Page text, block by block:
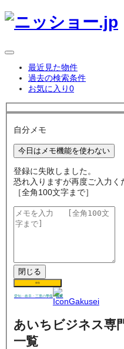
最近見た物件
過去の検索条件
お気に入り0
自分メモ
今日はメモ機能を使わない
登録に失敗しました。
恐れ入りますが再度ご入力く
［全角100文字まで］
閉じる
保存
愛知・岐阜・三重の学生 賃貸
あいちビジネス専
一覧